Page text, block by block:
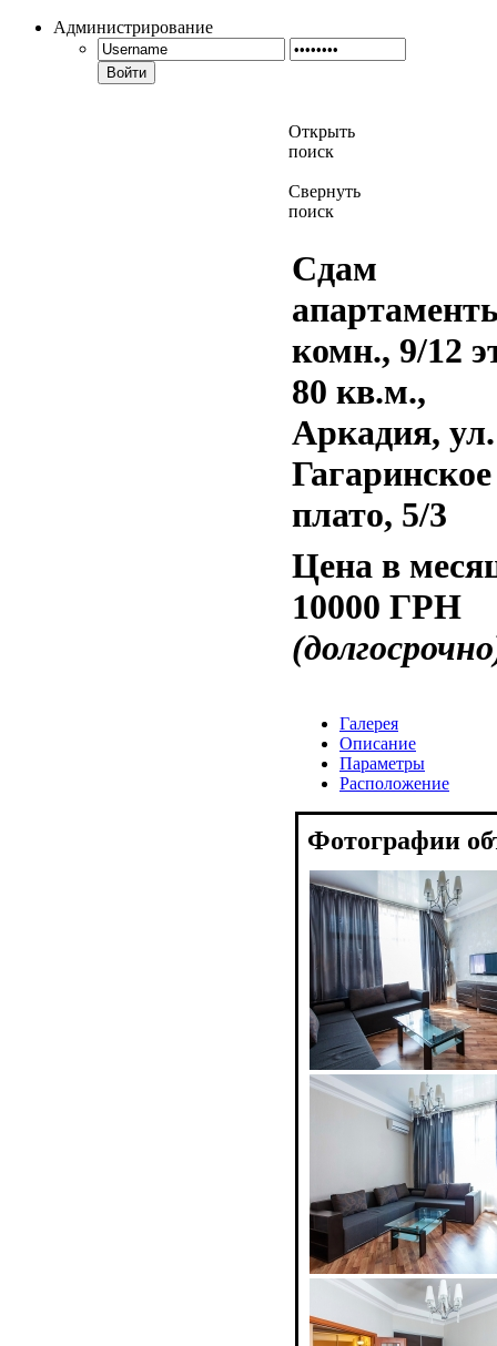
Администрирование
Войти
Открыть
поиск
Свернуть
поиск
Сдам
комн., 9/12
80 кв.м.,
Аркадия, ул.
Гагаринское
плато, 5/3
Цена в
10000 ГРН
Галерея
Описание
Параметры
Расположение
Фотографии